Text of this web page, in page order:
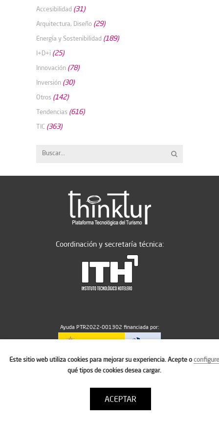
Accesibilidad (31)
Arquitectura, Diseño (29)
Energía y Sostenibilidad (189)
I+D+i (25)
Innovación (78)
Inversión (30)
Otros (142)
Tendencias (616)
TIC (363)
Coordinación y secretaría técnica:
Ayuda PTR2022-001302 financiada por:
MICIU/AEI/10.13039/501100011033
Política de cookies
Condiciones de uso
Este sitio web utiliza cookies para mejorar su experiencia. Acepte oconfigure
qué tipos de cookies desea cargar.
ACEPTAR